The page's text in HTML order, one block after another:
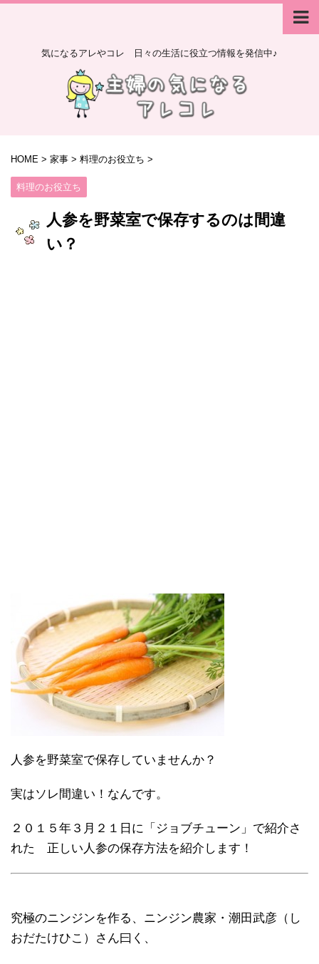
気になるアレやコレ 日々の生活に役立つ情報を発信中♪
HOME > 家事 > 料理のお役立ち >
料理のお役立ち
人参を野菜室で保存するのは間違
い？
人参を野菜室で保存していませんか？
実はソレ間違い！なんです。
２０１５年３月２１日に「ジョブチューン」で紹介さ
れた 正しい人参の保存方法を紹介します！
究極のニンジンを作る、ニンジン農家・潮田武彦（し
おだたけひこ）さん曰く、